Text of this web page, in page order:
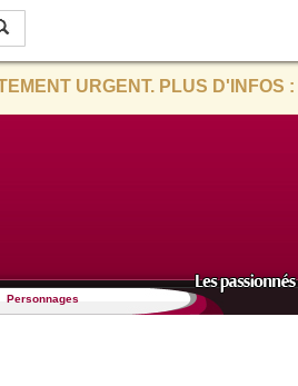
URGENT. PLUS D'INFOS :
Personnages